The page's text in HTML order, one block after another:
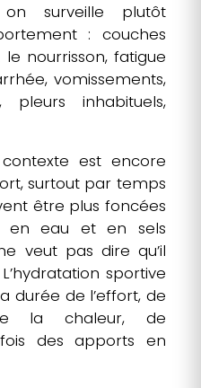
surveille plutôt
: couches
nourrisson, fatigue
vomissements,
pleurs inhabituels,
est encore
surtout par temps
être plus foncées
en eau et en sels
veut pas dire qu’il
sportive
durée de l’effort, de
la chaleur, de
des apports en